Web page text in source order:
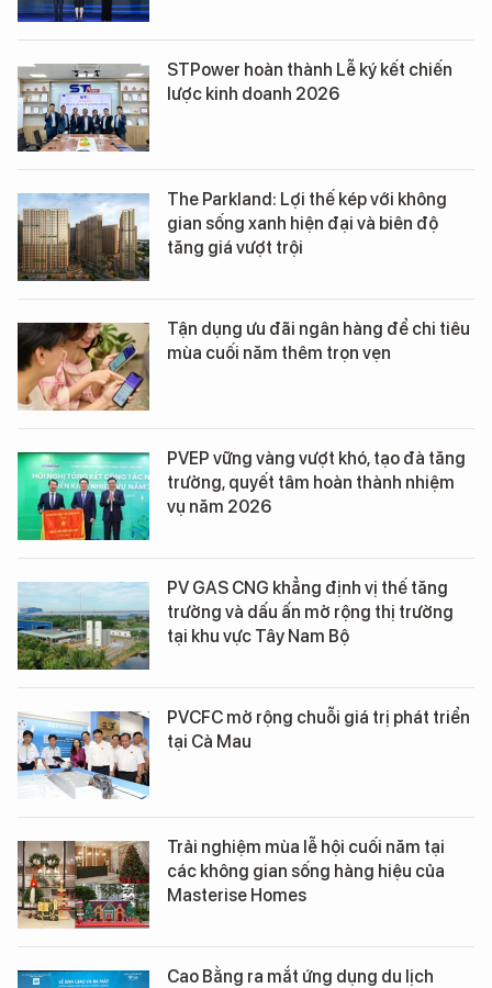
STPower hoàn thành Lễ ký kết chiến
lược kinh doanh 2026
The Parkland: Lợi thế kép với không
gian sống xanh hiện đại và biên độ
tăng giá vượt trội
Tận dụng ưu đãi ngân hàng để chi tiêu
mùa cuối năm thêm trọn vẹn
PVEP vững vàng vượt khó, tạo đà tăng
trưởng, quyết tâm hoàn thành nhiệm
vụ năm 2026
PV GAS CNG khẳng định vị thế tăng
trưởng và dấu ấn mở rộng thị trường
tại khu vực Tây Nam Bộ
PVCFC mở rộng chuỗi giá trị phát triển
tại Cà Mau
Trải nghiệm mùa lễ hội cuối năm tại
các không gian sống hàng hiệu của
Masterise Homes
Cao Bằng ra mắt ứng dụng du lịch